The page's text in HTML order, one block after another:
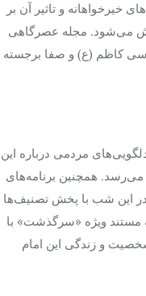
خیرخواهانه و تاثیر آن بر
می‌شود. مجله عصرگاهی
موسی کاظم (ع) و صفا برجسته‌
مردمی درباره این
می‌رسد. همچنین برنامه‌های
این شب با پخش تصنیف‌ها
ویژه «سرگذشت» با
و زندگی این امام